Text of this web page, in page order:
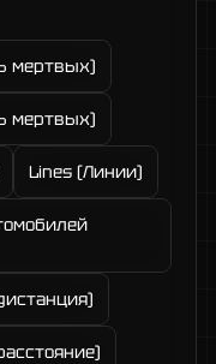
мертвых)
мертвых)
Lines (Линии)